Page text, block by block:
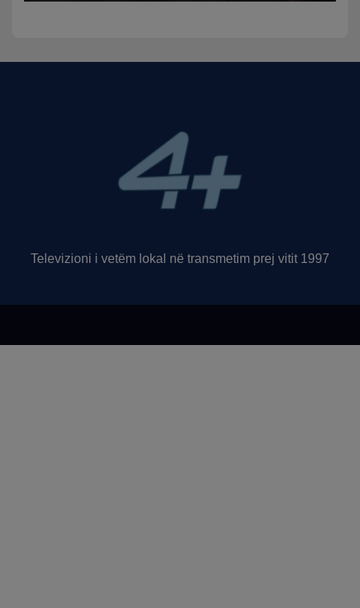
Televizioni i vetëm lokal në transmetim prej vitit 1997